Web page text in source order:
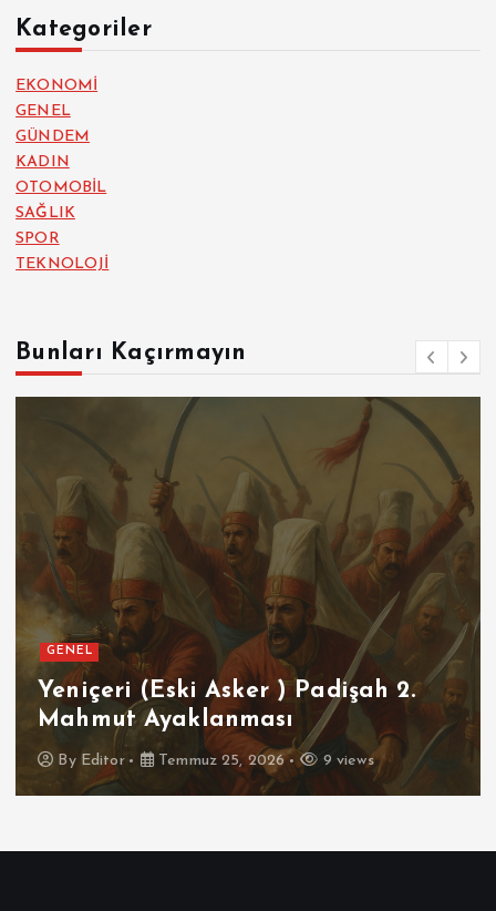
Kategoriler
EKONOMİ
GENEL
GÜNDEM
KADIN
OTOMOBİL
SAĞLIK
SPOR
TEKNOLOJİ
Bunları Kaçırmayın
GENEL SPOR
Futbolun Zirvesinde Yeniden
İspanya
ByEditor Temmuz 16, 2026 9 views